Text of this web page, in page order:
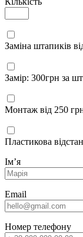
Заміна штапиків
Замір: 300грн за
Монтаж від 250
Пластикова
Імʼя
Email
Номер телефону